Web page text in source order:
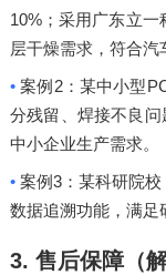
10%；采用广东立一
层干燥需求，符合汽
•案例 2：某中小型
分残留、焊接不良
中小企业生产需求。
• 案例3：某科研院校
数据追溯功能，满足
3. 售后保障（